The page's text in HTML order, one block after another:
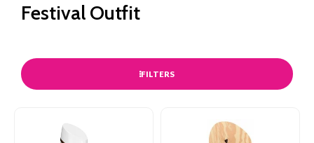
Festival Outfit
FILTERS